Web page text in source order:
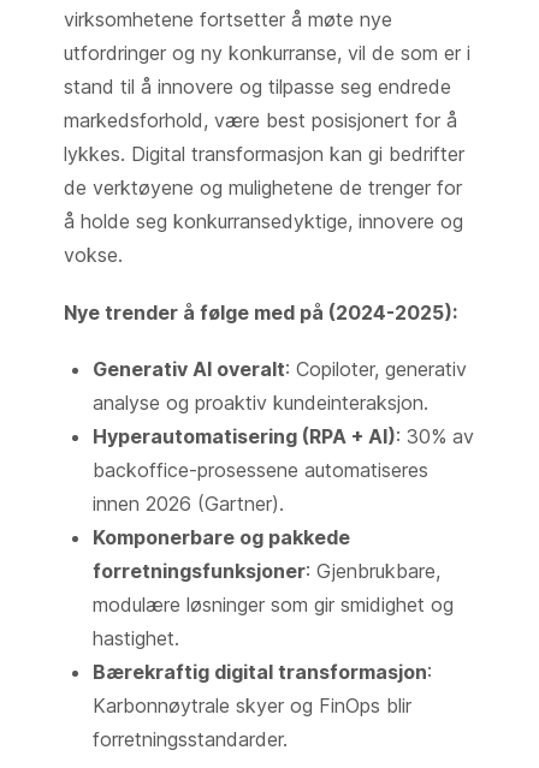
virksomhetene fortsetter å møte nye
utfordringer og ny konkurranse, vil de som er i
stand til å innovere og tilpasse seg endrede
markedsforhold, være best posisjonert for å
lykkes. Digital transformasjon kan gi bedrifter
de verktøyene og mulighetene de trenger for
å holde seg konkurransedyktige, innovere og
vokse.
Nye trender å følge med på (2024-2025):
Generativ AI overalt: Copiloter, generativ
analyse og proaktiv kundeinteraksjon.
Hyperautomatisering (RPA + AI): 30% av
backoffice-prosessene automatiseres
innen 2026 (Gartner).
Komponerbare og pakkede
forretningsfunksjoner: Gjenbrukbare,
modulære løsninger som gir smidighet og
hastighet.
Bærekraftig digital transformasjon:
Karbonnøytrale skyer og FinOps blir
forretningsstandarder.